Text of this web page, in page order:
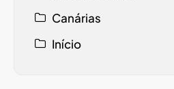
Canárias
Início